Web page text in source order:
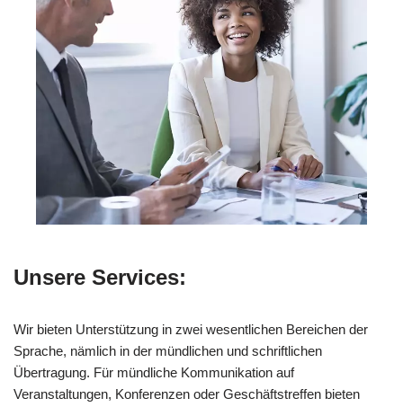
Unsere Services:
Wir bieten Unterstützung in zwei wesentlichen Bereichen der
Sprache, nämlich in der mündlichen und schriftlichen
Übertragung. Für mündliche Kommunikation auf
Veranstaltungen, Konferenzen oder Geschäftstreffen bieten